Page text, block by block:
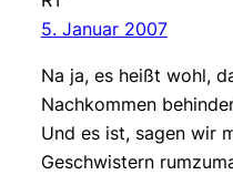
5. Januar 2007
Na ja, es heißt wohl,
Nachkommen
Und es ist, sagen wir
Geschwistern